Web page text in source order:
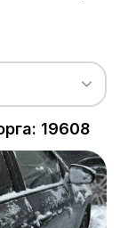
19608